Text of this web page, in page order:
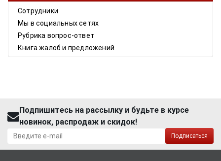
Сотрудники
Мы в социальных сетях
Рубрика вопрос-ответ
Книга жалоб и предложений
Подпишитесь на рассылку и будьте в курсе
новинок, распродаж и скидок!
Подписаться